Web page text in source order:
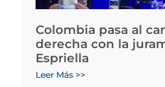
Colombia pasa al
derecha con la
Espriella
Leer Más >>